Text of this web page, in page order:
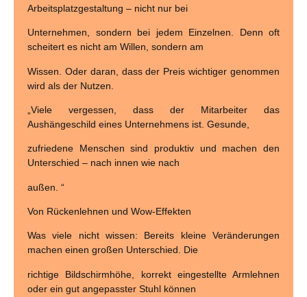
Arbeitsplatzgestaltung – nicht nur bei
Unternehmen, sondern bei jedem Einzelnen. Denn oft
scheitert es nicht am Willen, sondern am
Wissen. Oder daran, dass der Preis wichtiger genommen
wird als der Nutzen.
„Viele vergessen, dass der Mitarbeiter das
Aushängeschild eines Unternehmens ist. Gesunde,
zufriedene Menschen sind produktiv und machen den
Unterschied – nach innen wie nach
außen. “
Von Rückenlehnen und Wow-Effekten
Was viele nicht wissen: Bereits kleine Veränderungen
machen einen großen Unterschied. Die
richtige Bildschirmhöhe, korrekt eingestellte Armlehnen
oder ein gut angepasster Stuhl können